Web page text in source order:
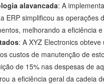
alavancada: A
ERP simplificou as operações
melhorando a eficiência
: A XYZ Electronics
custos de manutenção de
de 15% nas despesas de
a eficiência geral da cadeia